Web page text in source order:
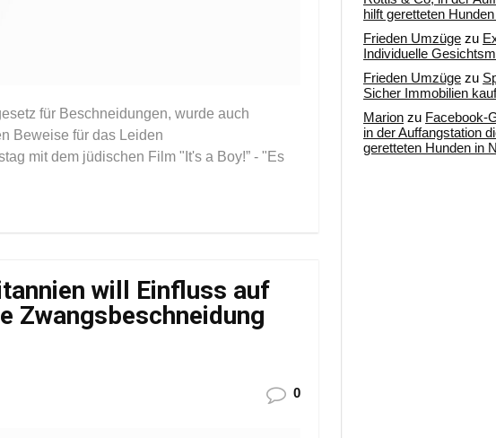
für Beschneidungen, wurde auch
Beweise für das Leiden
mit dem jüdischen Film "It's a Boy!” - "Es
will Einfluss auf
Zwangsbeschneidung
0
hilft geretteten
Frieden Umzüge zu
Individuelle
Frieden Umzüge zu
Sicher Immobilien
Marion zu Facebook-
in der Auffangstation
geretteten Hunden in